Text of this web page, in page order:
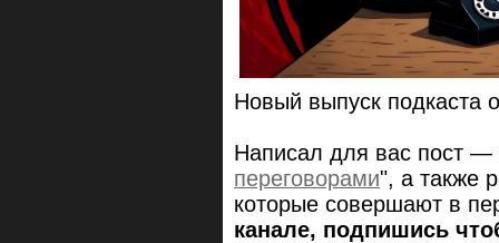
Новый выпуск подкаста
Написал для вас пост —
переговорами", а также
которые совершают в
канале, подпишись